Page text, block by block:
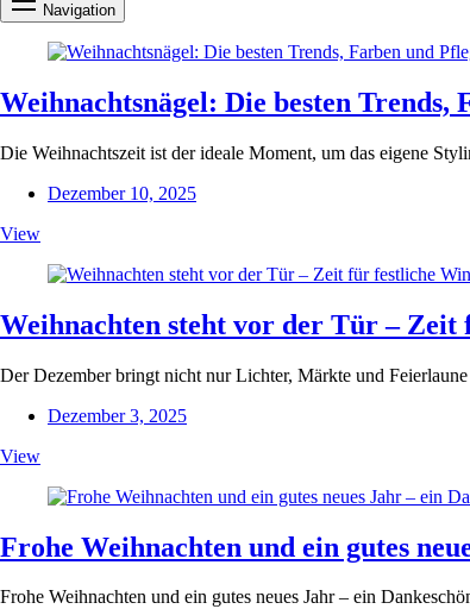
Navigation
Weihnachtsnägel: Die besten
Die Weihnachtszeit ist der ideale Moment, um das eigene
Dezember 10, 2025
View
Weihnachten steht vor der Tür –
Der Dezember bringt nicht nur Lichter, Märkte und
Dezember 3, 2025
View
Frohe Weihnachten und ein gutes
Frohe Weihnachten und ein gutes neues Jahr – ein